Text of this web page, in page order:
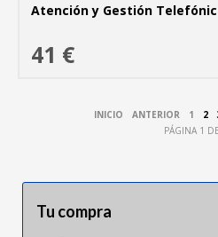
Atención y Gestión
41 €
INICIO ANTERIOR 1 2
PÁGINA 1
Tu compra